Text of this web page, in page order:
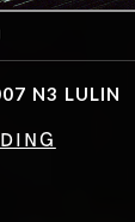
N3 LULIN